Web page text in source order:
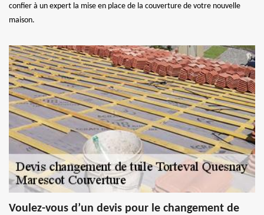
confier à un expert la mise en place de la couverture de votre nouvelle
maison.
Voulez-vous d’un devis pour le changement de